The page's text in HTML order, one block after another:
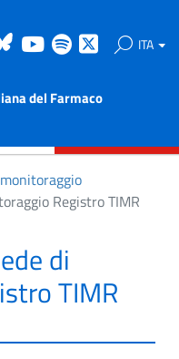
Bluesky
Youtube
Spotify ITA
del Farmaco
Registro TIMR
di
TIMR